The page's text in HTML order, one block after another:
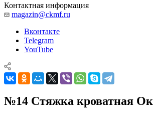
Контактная информация
magazin@ckmf.ru
Вконтакте
Telegram
YouTube
№14 Стяжка кроватная